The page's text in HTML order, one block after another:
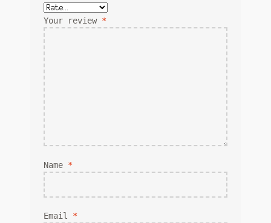
Your review *
Name *
Email *